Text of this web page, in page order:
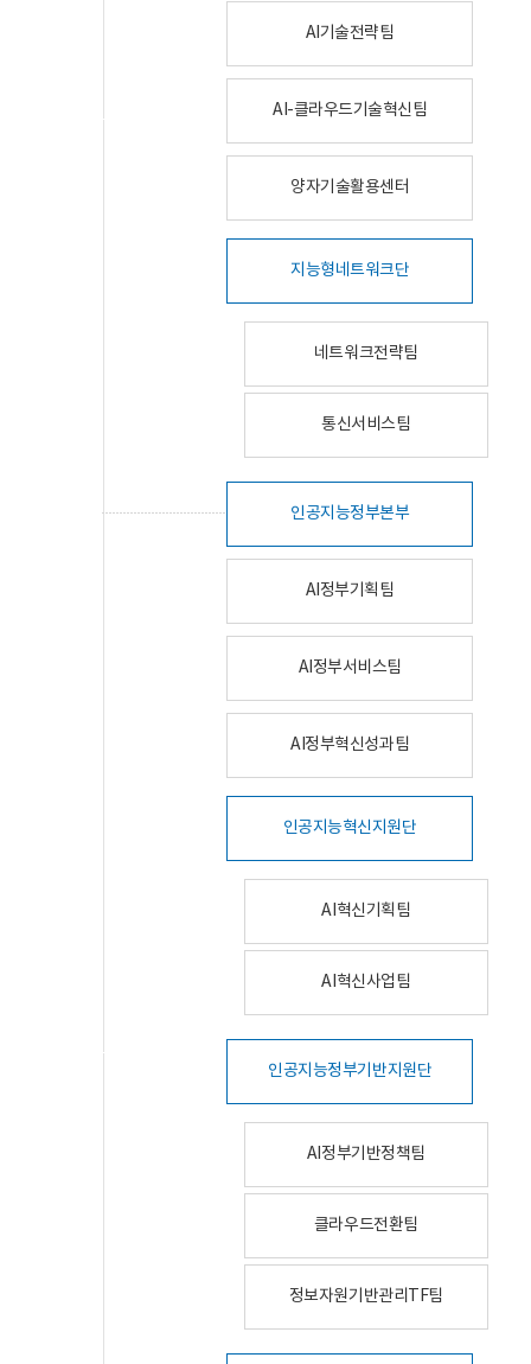
AI기술전략팀
AI-클라우드기술혁신팀
양자기술활용센터
지능형네트워크단
네트워크전략팀
통신서비스팀
인공지능정부본부
AI정부기획팀
AI정부서비스팀
AI정부혁신성과팀
인공지능혁신지원단
AI혁신기획팀
AI혁신사업팀
인공지능정부기반지원단
AI정부기반정책팀
클라우드전환팀
정보자원기반관리TF팀